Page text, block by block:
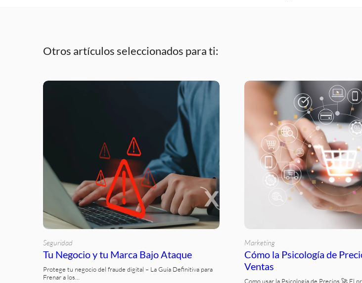
Otros artículos seleccionados para ti:
Seguridad
Tu Negocio y tu Marca Bajo Ataque
Protege tu negocio del fraude digital – La Guía Definitiva para
Frenar a los…
Marketing
Cómo la Psicología de
Ventas
Como usar la Psicología de Precios 🚀 El